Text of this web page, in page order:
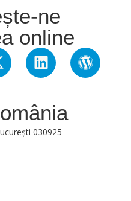
ne
online
030925